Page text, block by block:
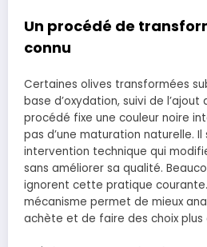
Un procédé de
connu
Certaines olives transformées
base d’oxydation, suivi de
procédé fixe une couleur noire
pas d’une maturation naturelle. Il
intervention technique qui
sans améliorer sa qualité.
ignorent cette pratique
mécanisme permet de mieux
achète et de faire des choix plus